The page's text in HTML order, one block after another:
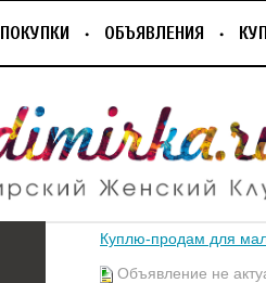
ПОКУПКИ ОБЪЯВЛЕНИЯ
Куплю-продам для
Объявление не